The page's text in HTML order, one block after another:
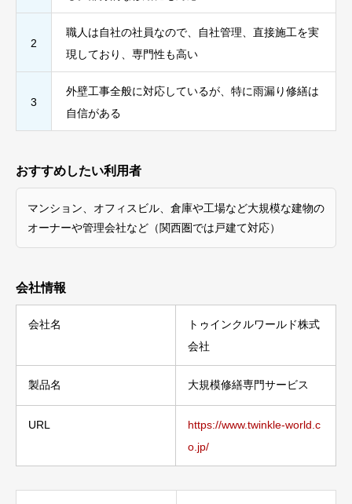
2
職人は自社の社員なので、自社管理、直接施工を実
現しており、専門性も高い
3
外壁工事全般に対応しているが、特に雨漏り修繕は
自信がある
おすすめしたい利用者
マンション、オフィスビル、倉庫や工場など大規模な建物の
オーナーや管理会社など（関西圏では戸建て対応）
会社情報
会社名
トゥインクルワールド株式
会社
製品名 大規模修繕専門サービス
URL
https://www.twinkle-world.c
o.jp/